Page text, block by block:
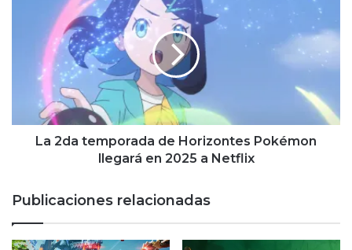
temporada
Horizontes
Pokémon
llegará
2025
La 2da temporada de Horizontes Pokémon
llegará en 2025 a Netflix
Publicaciones relacionadas